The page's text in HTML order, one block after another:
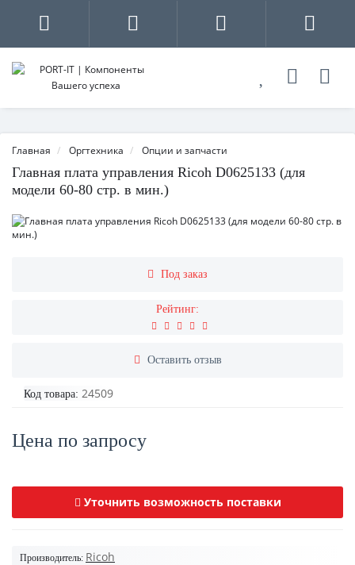
Главная Оргтехника Опции и запчасти
Главная плата управления Ricoh D0625133 (для
модели 60-80 стр. в мин.)
Под заказ
Рейтинг:
Оставить отзыв
Код товара: 24509
Цена по запросу
Уточнить возможность поставки
Производитель: Ricoh